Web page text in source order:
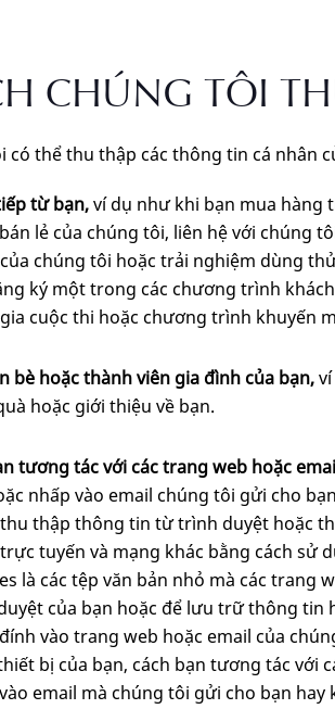
CHÚNG TÔI
có thể thu thập các thông tin cá nhân
từ bạn,ví dụ như khi bạn mua hàng
lẻ của chúng tôi, liên hệ với chúng
chúng tôi hoặc trải nghiệm dùng
ký một trong các chương trình
cuộc thi hoặc chương trình khuyến
bè hoặc thành viên gia đình của bạn,
hoặc giới thiệu về bạn.
tương tác với các trang web hoặc
nhấp vào email chúng tôi gửi cho
thập thông tin từ trình duyệt hoặc
tuyến và mạng khác bằng cách sử
là các tệp văn bản nhỏ mà các
của bạn hoặc để lưu trữ thông tin
vào trang web hoặc email của
bị của bạn, cách bạn tương tác với
email mà chúng tôi gửi cho bạn